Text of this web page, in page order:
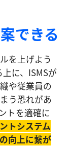
できる
を上げよう
に、ISMSが
や従業員の
う恐れがあ
トを適確に
トシステム
向上に繋が